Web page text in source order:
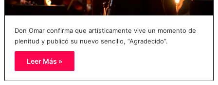
Don Omar confirma que artísticamente vive un momento de
plenitud y publicó su nuevo sencillo, “Agradecido”.
Leer Más »